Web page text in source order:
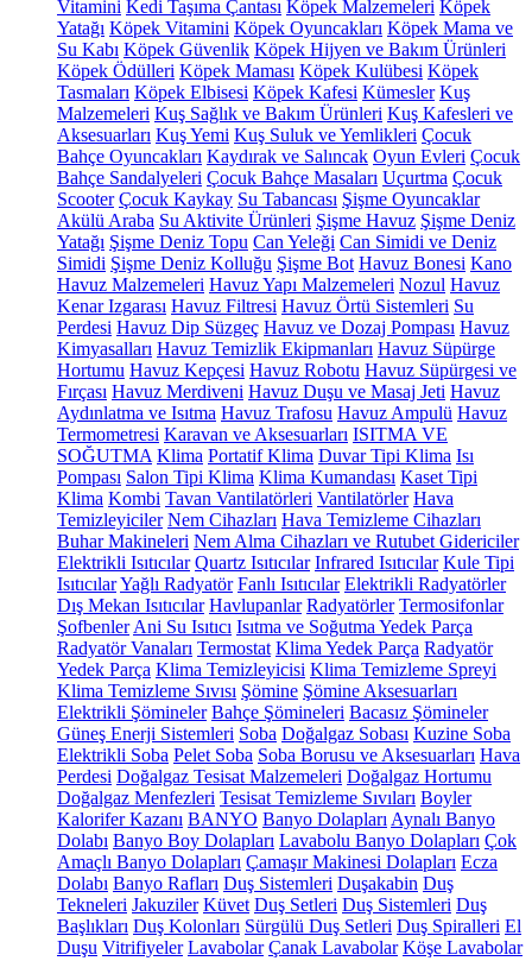
Vitamini Kedi Taşıma Çantası Köpek Malzemeleri Köpek
Yatağı Köpek Vitamini Köpek Oyuncakları Köpek Mama ve
Su Kabı Köpek Güvenlik Köpek Hijyen ve Bakım Ürünleri
Köpek Ödülleri Köpek Maması Köpek Kulübesi Köpek
Tasmaları Köpek Elbisesi Köpek Kafesi Kümesler Kuş
Malzemeleri Kuş Sağlık ve Bakım Ürünleri Kuş Kafesleri ve
Aksesuarları Kuş Yemi Kuş Suluk ve Yemlikleri Çocuk
Bahçe Oyuncakları Kaydırak ve Salıncak Oyun Evleri Çocuk
Bahçe Sandalyeleri Çocuk Bahçe Masaları Uçurtma Çocuk
Scooter Çocuk Kaykay Su Tabancası Şişme Oyuncaklar
Akülü Araba Su Aktivite Ürünleri Şişme Havuz Şişme Deniz
Yatağı Şişme Deniz Topu Can Yeleği Can Simidi ve Deniz
Simidi Şişme Deniz Kolluğu Şişme Bot Havuz Bonesi Kano
Havuz Malzemeleri Havuz Yapı Malzemeleri Nozul Havuz
Kenar Izgarası Havuz Filtresi Havuz Örtü Sistemleri Su
Perdesi Havuz Dip Süzgeç Havuz ve Dozaj Pompası Havuz
Kimyasalları Havuz Temizlik Ekipmanları Havuz Süpürge
Hortumu Havuz Kepçesi Havuz Robotu Havuz Süpürgesi ve
Fırçası Havuz Merdiveni Havuz Duşu ve Masaj Jeti Havuz
Aydınlatma ve Isıtma Havuz Trafosu Havuz Ampulü Havuz
Termometresi Karavan ve Aksesuarları ISITMA VE
SOĞUTMA Klima Portatif Klima Duvar Tipi Klima Isı
Pompası Salon Tipi Klima Klima Kumandası Kaset Tipi
Klima Kombi Tavan Vantilatörleri Vantilatörler Hava
Temizleyiciler Nem Cihazları Hava Temizleme Cihazları
Buhar Makineleri Nem Alma Cihazları ve Rutubet Gidericiler
Elektrikli Isıtıcılar Quartz Isıtıcılar Infrared Isıtıcılar Kule Tipi
IsıtıcılarYağlı Radyatör Fanlı Isıtıcılar Elektrikli Radyatörler
Dış Mekan Isıtıcılar Havlupanlar Radyatörler Termosifonlar
Şofbenler Ani Su Isıtıcı Isıtma ve Soğutma Yedek Parça
Radyatör Vanaları Termostat Klima Yedek Parça Radyatör
Yedek Parça Klima Temizleyicisi Klima Temizleme Spreyi
Klima Temizleme Sıvısı Şömine Şömine Aksesuarları
Elektrikli Şömineler Bahçe Şömineleri Bacasız Şömineler
Güneş Enerji Sistemleri Soba Doğalgaz Sobası Kuzine Soba
Elektrikli Soba Pelet Soba Soba Borusu ve Aksesuarları Hava
Perdesi Doğalgaz Tesisat Malzemeleri Doğalgaz Hortumu
Doğalgaz Menfezleri Tesisat Temizleme Sıvıları Boyler
Kalorifer Kazanı BANYO Banyo Dolapları Aynalı Banyo
Dolabı Banyo Boy Dolapları Lavabolu Banyo Dolapları Çok
Amaçlı Banyo Dolapları Çamaşır Makinesi Dolapları Ecza
Dolabı Banyo Rafları Duş Sistemleri Duşakabin Duş
Tekneleri Jakuziler Küvet Duş Setleri Duş Sistemleri Duş
Başlıkları Duş Kolonları Sürgülü Duş Setleri Duş Spiralleri El
Duşu Vitrifiyeler Lavabolar Çanak Lavabolar Köşe Lavabolar